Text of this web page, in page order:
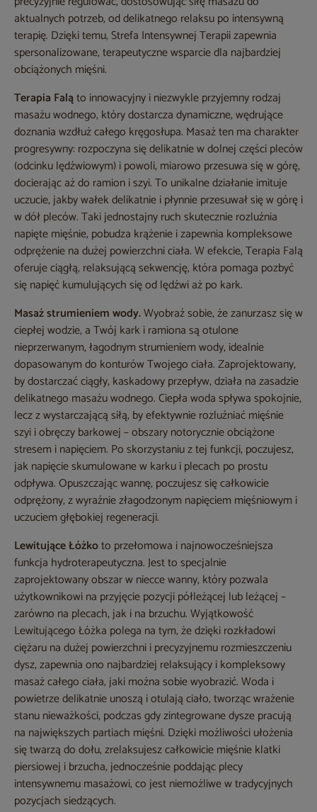
aktualnych potrzeb, od delikatnego relaksu po intensywną
terapię. Dzięki temu, Strefa Intensywnej Terapii zapewnia
spersonalizowane, terapeutyczne wsparcie dla najbardziej
obciążonych mięśni.
Terapia Faląto innowacyjny i niezwykle przyjemny rodzaj
masażu wodnego, który dostarcza dynamiczne, wędrujące
doznania wzdłuż całego kręgosłupa. Masaż ten ma charakter
progresywny: rozpoczyna się delikatnie w dolnej części pleców
(odcinku lędźwiowym) i powoli, miarowo przesuwa się w górę,
docierając aż do ramion i szyi. To unikalne działanie imituje
uczucie, jakby wałek delikatnie i płynnie przesuwał się w górę i
w dół pleców. Taki jednostajny ruch skutecznie rozluźnia
napięte mięśnie, pobudza krążenie i zapewnia kompleksowe
odprężenie na dużej powierzchni ciała. W efekcie, Terapia Falą
oferuje ciągłą, relaksującą sekwencję, która pomaga pozbyć
się napięć kumulujących się od lędźwi aż po kark.
Masaż strumieniem wody.Wyobraź sobie, że zanurzasz się w
ciepłej wodzie, a Twój kark i ramiona są otulone
nieprzerwanym, łagodnym strumieniem wody, idealnie
dopasowanym do konturów Twojego ciała. Zaprojektowany,
by dostarczać ciągły, kaskadowy przepływ, działa na zasadzie
delikatnego masażu wodnego. Ciepła woda spływa spokojnie,
lecz z wystarczającą siłą, by efektywnie rozluźniać mięśnie
szyi i obręczy barkowej – obszary notorycznie obciążone
stresem i napięciem. Po skorzystaniu z tej funkcji, poczujesz,
jak napięcie skumulowane w karku i plecach po prostu
odpływa. Opuszczając wannę, poczujesz się całkowicie
odprężony, z wyraźnie złagodzonym napięciem mięśniowym i
uczuciem głębokiej regeneracji.
Lewitujące Łóżkoto przełomowa i najnowocześniejsza
funkcja hydroterapeutyczna. Jest to specjalnie
zaprojektowany obszar w niecce wanny, który pozwala
użytkownikowi na przyjęcie pozycji półleżącej lub leżącej –
zarówno na plecach, jak i na brzuchu. Wyjątkowość
Lewitującego Łóżka polega na tym, że dzięki rozkładowi
ciężaru na dużej powierzchni i precyzyjnemu rozmieszczeniu
dysz, zapewnia ono najbardziej relaksujący i kompleksowy
masaż całego ciała, jaki można sobie wyobrazić. Woda i
powietrze delikatnie unoszą i otulają ciało, tworząc wrażenie
stanu nieważkości, podczas gdy zintegrowane dysze pracują
na największych partiach mięśni. Dzięki możliwości ułożenia
się twarzą do dołu, zrelaksujesz całkowicie mięśnie klatki
piersiowej i brzucha, jednocześnie poddając plecy
intensywnemu masażowi, co jest niemożliwe w tradycyjnych
pozycjach siedzących.